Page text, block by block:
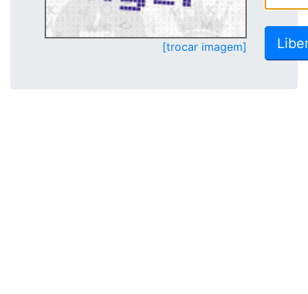
[trocar imagem]